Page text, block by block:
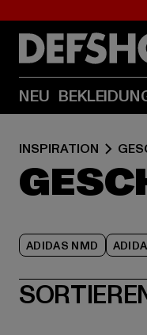
NEU
INSPIRATION
ADIDAS NMD